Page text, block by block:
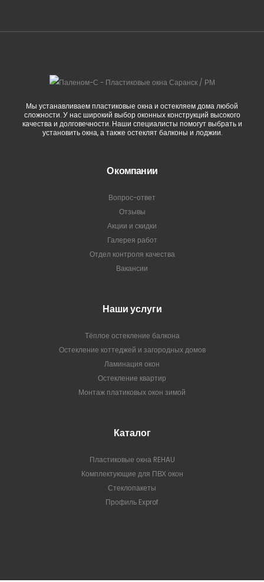
Мы устанавливаем пластиковые окна и остекляем дома любой
сложности. У нас широкий выбор оконных конструкций высокого
качества и долговечности. Наши специалисты помогут выбрать и
установить окна, а также остеклят балконы и лоджии.
О компании
Вопрос-ответ
Отзывы
Акции и скидки
Галерея работ
Отдел контроля качества
Вакансии
Наши услуги
Тёплое остекление балкона
Остекление коттеджей и загородных домов
Ламинация окон
Остекление квартир
Монтаж платиковых окон зимой
Каталог
Пластиковые окна REHAU
Комплектующие для ПВХ окон
Стеклопакеты
Профиль Exprof